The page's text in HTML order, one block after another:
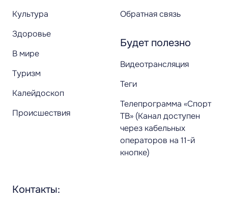
Культура
Здоровье
В мире
Туризм
Калейдоскоп
Происшествия
Обратная связь
Будет полезно
Видеотрансляция
Теги
Телепрограмма «Спорт
ТВ» (Канал доступен
через кабельных
операторов на 11-й
кнопке)
Контакты: